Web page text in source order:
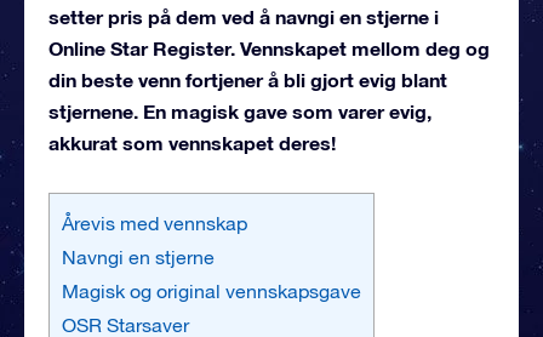
setter pris på dem ved å navngi en stjerne i
Online Star Register. Vennskapet mellom deg og
din beste venn fortjener å bli gjort evig blant
stjernene. En magisk gave som varer evig,
akkurat som vennskapet deres!
Årevis med vennskap
Navngi en stjerne
Magisk og original vennskapsgave
OSR Starsaver